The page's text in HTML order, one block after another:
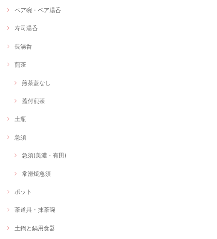
ペア碗・ペア湯呑
寿司湯呑
長湯呑
煎茶
煎茶蓋なし
蓋付煎茶
土瓶
急須
急須(美濃・有田)
常滑焼急須
ポット
茶道具・抹茶碗
土鍋と鍋用食器